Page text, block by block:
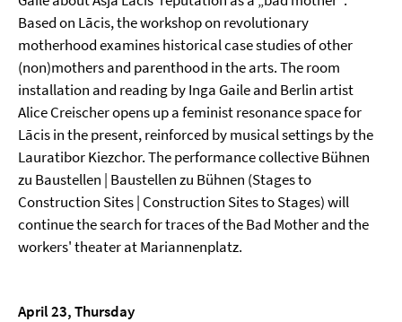
Based on Lācis, the workshop on revolutionary
motherhood examines historical case studies of other
(non)mothers and parenthood in the arts. The room
installation and reading by Inga Gaile and Berlin artist
Alice Creischer opens up a feminist resonance space for
Lācis in the present, reinforced by musical settings by the
Lauratibor Kiezchor. The performance collective Bühnen
zu Baustellen | Baustellen zu Bühnen (Stages to
Construction Sites | Construction Sites to Stages) will
continue the search for traces of the Bad Mother and the
workers' theater at Mariannenplatz.
April 23, Thursday